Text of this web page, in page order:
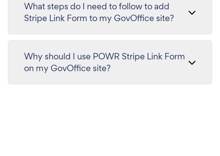
What steps do I need to follow to add
Stripe Link Form to my GovOffice site?
Why should I use POWR Stripe Link Form
on my GovOffice site?